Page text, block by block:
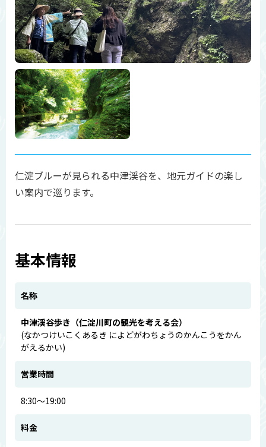
仁淀ブルーが見られる中津渓谷を、地元ガイドの楽し
い案内で巡ります。
基本情報
名称
中津渓谷歩き（仁淀川町の観光を考える会）
(なかつけいこくあるき によどがわちょうのかんこうをかん
がえるかい)
営業時間
8:30～19:00
料金